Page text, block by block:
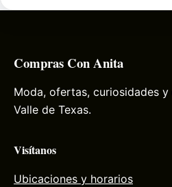
Compras Con Anita
Moda, ofertas, curiosidades
Valle de Texas.
Visítanos
Ubicaciones y horarios